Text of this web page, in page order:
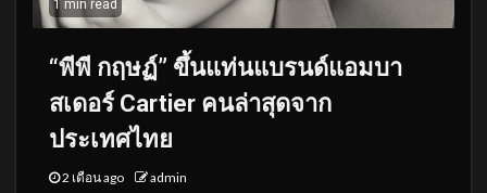
1 min read
“พีพี กฤษฏ์” ขึ้นแท่นแบรนด์แอมบา
สเดอร์ Cartier คนล่าสุดจาก
ประเทศไทย
2 เดือน ago admin